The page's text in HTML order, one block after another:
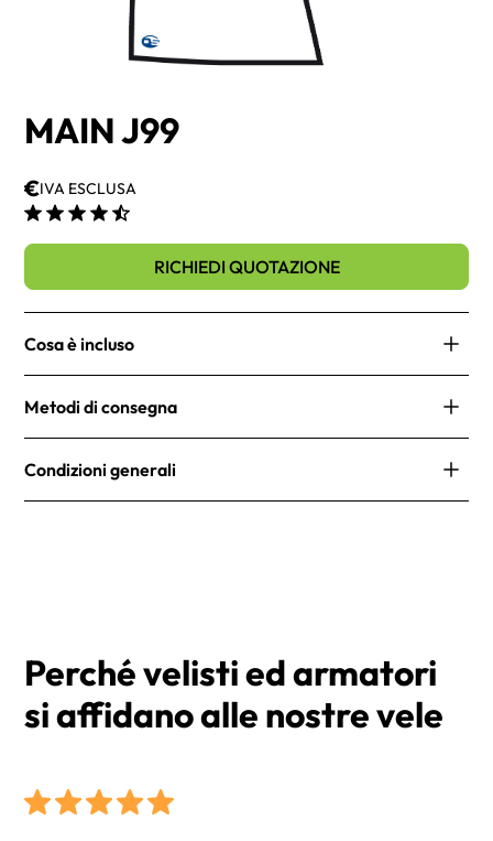
MAIN J99
€IVA ESCLUSA
RICHIEDI QUOTAZIONE
Cosa è incluso
No items found.
Metodi di consegna
diverse opzioni di consegna per soddisfare le tue
esigenze. Riceverai un numero di tracciamento per
Condizioni generali
Perché velisti ed armatori
si affidano alle nostre vele